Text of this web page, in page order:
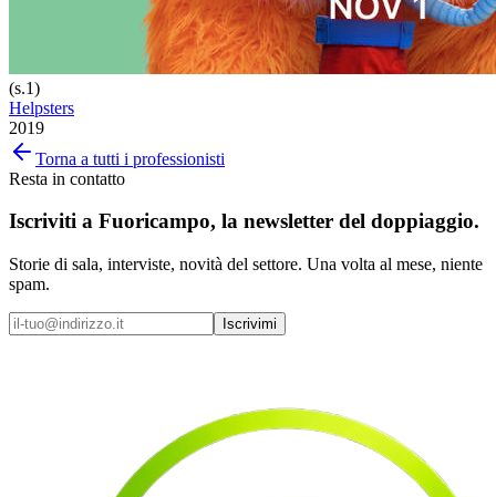
(s.1)
Helpsters
2019
Torna a tutti i professionisti
Resta in contatto
Iscriviti a Fuoricampo, la newsletter del doppiaggio.
Storie di sala, interviste, novità del settore. Una volta al mese, niente
spam.
Iscrivimi